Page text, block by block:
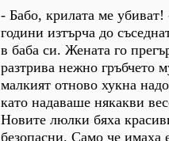
- Бабо, крилата ме
години изтърча до
в баба си. Жената го
разтрива нежно гръбчето
малкият отново хукна
като надаваше някакви
Новите люлки бяха
безопасни. Само че имаха